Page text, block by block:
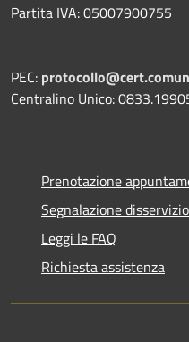
Partita IVA: 05007900755
PEC:
Centralino Unico:
Prenotazione
Segnalazione disservizio
Leggi le FAQ
Richiesta assistenza